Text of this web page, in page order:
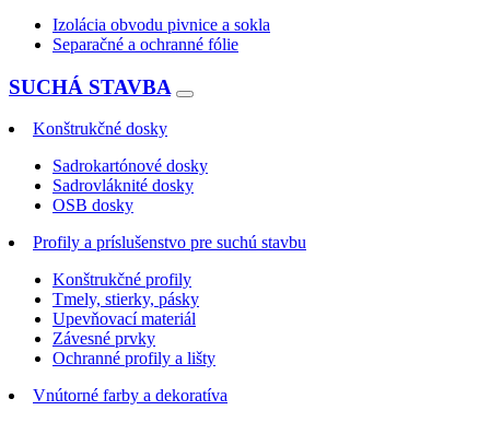
Izolácia obvodu pivnice a sokla
Separačné a ochranné fólie
SUCHÁ STAVBA
Konštrukčné dosky
Sadrokartónové dosky
Sadrovláknité dosky
OSB dosky
Profily a príslušenstvo pre suchú stavbu
Konštrukčné profily
Tmely, stierky, pásky
Upevňovací materiál
Závesné prvky
Ochranné profily a lišty
Vnútorné farby a dekoratíva